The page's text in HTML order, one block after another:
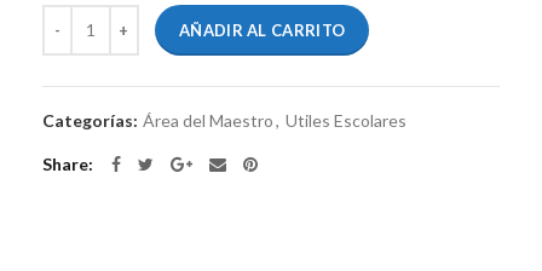
AÑADIR AL CARRITO
Categorías: Área del Maestro, Utiles Escolares
Share